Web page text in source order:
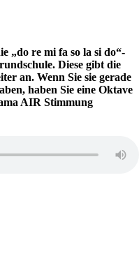
„do re mi fa so la si do“-
Diese gibt die
an. Wenn Sie sie gerade
haben Sie eine Oktave
AIR Stimmung